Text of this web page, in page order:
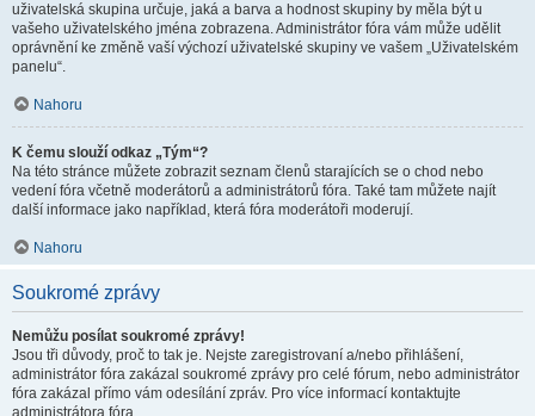
uživatelská skupina určuje, jaká a barva a hodnost skupiny by měla být u
vašeho uživatelského jména zobrazena. Administrátor fóra vám může udělit
oprávnění ke změně vaší výchozí uživatelské skupiny ve vašem „Uživatelském
panelu“.
Nahoru
K čemu slouží odkaz „Tým“?
Na této stránce můžete zobrazit seznam členů starajících se o chod nebo
vedení fóra včetně moderátorů a administrátorů fóra. Také tam můžete najít
další informace jako například, která fóra moderátoři moderují.
Nahoru
Soukromé zprávy
Nemůžu posílat soukromé zprávy!
Jsou tři důvody, proč to tak je. Nejste zaregistrovaní a/nebo přihlášení,
administrátor fóra zakázal soukromé zprávy pro celé fórum, nebo administrátor
fóra zakázal přímo vám odesílání zpráv. Pro více informací kontaktujte
administrátora fóra.